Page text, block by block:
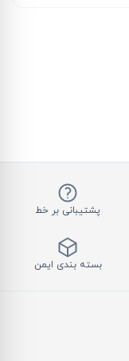
پشتیبانی بر خط
بسته بندی ایمن